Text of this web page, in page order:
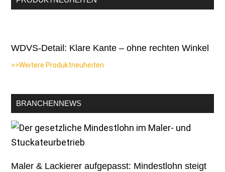
WDVS-Detail: Klare Kante – ohne rechten Winkel
>>Weitere Produktneuheiten
BRANCHENNEWS
Maler & Lackierer aufgepasst: Mindestlohn steigt